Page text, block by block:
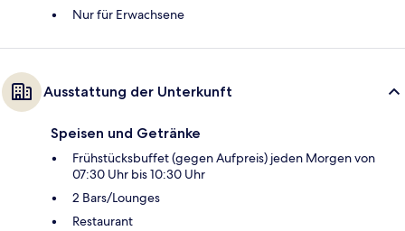
Nur für Erwachsene
Ausstattung der Unterkunft
Speisen und Getränke
Frühstücksbuffet (gegen Aufpreis) jeden Morgen von
07:30 Uhr bis 10:30 Uhr
2 Bars/Lounges
Restaurant